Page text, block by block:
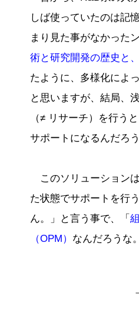
しば使っていたのは記
まり見た事がなかった
術と研究開発の歴史と
たように、多様化によ
と思いますが、結局、
（≠ リサーチ）を行う
サポートになるんだろ
このソリューション
た状態でサポートを行
ん。」と言う事で、「
（OPM） なんだろうな